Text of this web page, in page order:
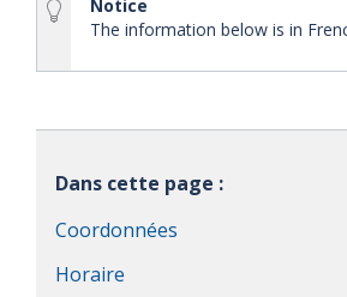
Notice
The information below is in
Dans cette page :
Coordonnées
Horaire